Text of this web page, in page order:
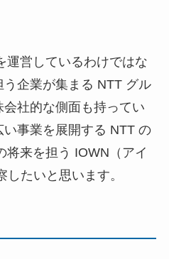
運営しているわけではな
う企業が集まる NTT グル
社的な側面も持ってい
事業を展開する NTT の
将来を担う IOWN（アイ
たいと思います。